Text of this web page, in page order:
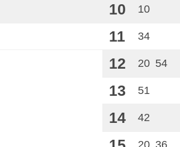
10 10
11 34
12 20 54
13 51
14 42